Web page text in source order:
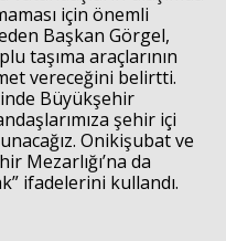
için önemli
Başkan Görgel,
taşıma araçlarının
vereceğini belirtti.
Büyükşehir
şehir içi
Onikişubat ve
Mezarlığı’na da
ifadelerini kullandı.